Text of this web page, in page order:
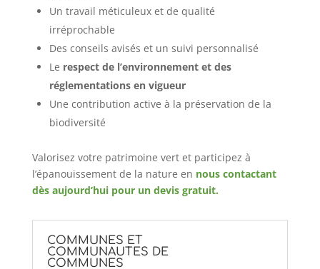
Un travail méticuleux et de qualité
irréprochable
Des conseils avisés et un suivi personnalisé
Le respect de l’environnement et des
réglementations en vigueur
Une contribution active à la préservation de la
biodiversité
Valorisez votre patrimoine vert et participez à
l’épanouissement de la nature en nous contactant
dès aujourd’hui pour un devis gratuit.
COMMUNES ET
COMMUNAUTES DE
COMMUNES